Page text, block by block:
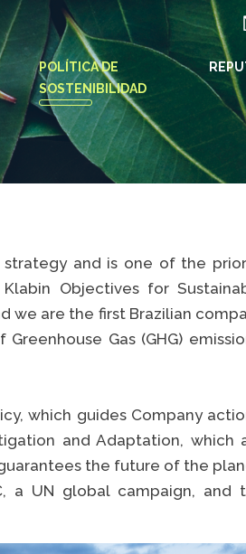
POLÍTICA DE
SOSTENIBILIDAD
EN
SITIOS DE KLABIN
Klabin ForYou
CARREIRAS
Eukaliner
Reporte de
Sostenibilidad
Programa Caiubi
VER LISTA COMPLETA
and is one of the
Objectives for
we are the first Brazilian
Gas (GHG)
which guides Company
and Adaptation, which
the future of the
a UN global campaign, and